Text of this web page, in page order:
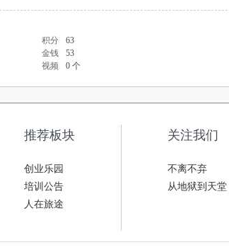
积分
63
金钱
53
视频 0 个
推荐板块
创业乐园
培训公告
人在旅途
关注我们
不离不弃
从地狱到天堂